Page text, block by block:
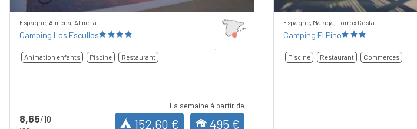
Espagne, Alméria, Almeria
Camping Los Escullos
Animation enfants Piscine Restaurant
8,65/10
La semaine à partir de
152,60 € 495 €
Espagne, Malaga, Torrox Costa
Camping El Pino
Piscine Restaurant Commerces